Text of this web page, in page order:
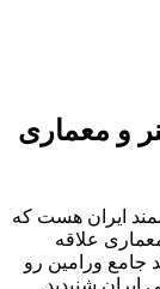
و معماری
ایران هست که
علاقه
جامع ورامین رو